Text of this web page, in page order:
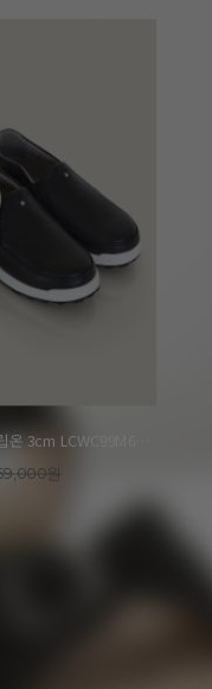
원